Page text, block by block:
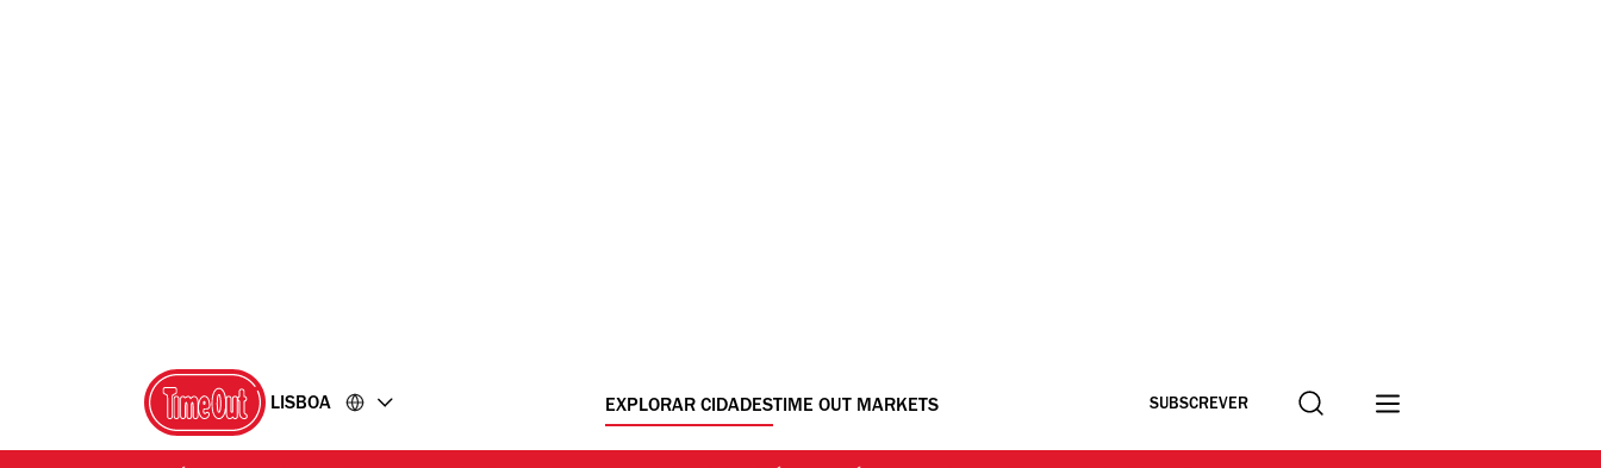
LISBOA EXPLORAR CIDADESTIME OUT MARKETS SUBSCREVER Procurar